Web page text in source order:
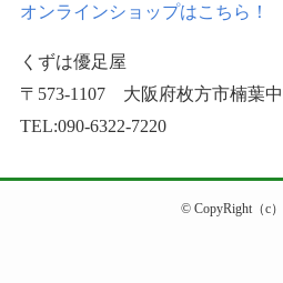
オンラインショップはこちら！
くずは優足屋
〒573-1107 大阪府枚方市楠葉
TEL:090-6322-7220
© CopyRight（c